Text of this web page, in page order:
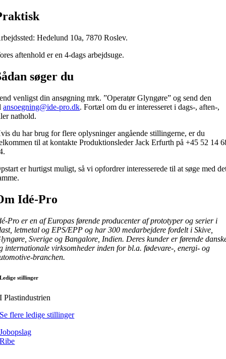
Hedelund 10a, 7870 Roslev.
aftenhold er en 4-dags arbejdsuge.
søger du
venligst din ansøgning mrk. ”Operatør Glyngøre” og send den
ansoegning@ide-pro.dk. Fortæl om du er interesseret i dags-, aften-,
nathold.
du har brug for flere oplysninger angående stillingerne, er du
til at kontakte Produktionsleder Jack Erfurth på +45 52 14
er hurtigst muligt, så vi opfordrer interesserede til at søge med
Idé-Pro
Pro er en af Europas førende producenter af prototyper og serier i
letmetal og EPS/EPP og har 300 medarbejdere fordelt i Skive,
Sverige og Bangalore, Indien. Deres kunder er førende
internationale virksomheder inden for bl.a. fødevare-, energi- og
branchen.
Ledige stillinger
I Plastindustrien
Se flere ledige stillinger
Jobopslag
Ribe